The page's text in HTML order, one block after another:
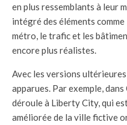
en plus ressemblants à leur
intégré des éléments
métro, le trafic et les
encore plus réalistes.
Avec les versions
apparues. Par exemple,
déroule à Liberty City, qui
améliorée de la ville fictive